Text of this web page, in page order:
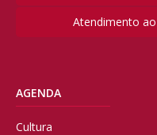
Atendimento
AGENDA
Cultura